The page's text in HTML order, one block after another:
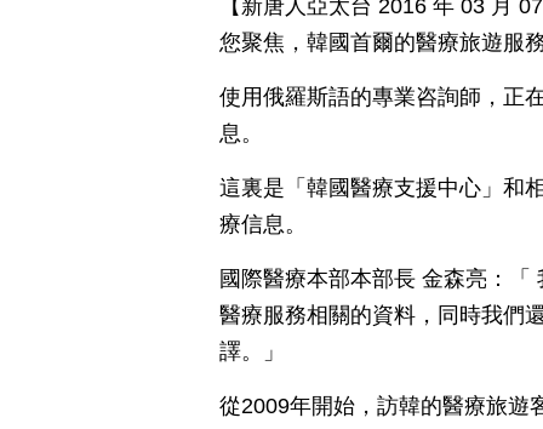
【新唐人亞太台 2016 年 03 月
您聚焦，韓國首爾的醫療旅遊服
使用俄羅斯語的專業咨詢師，正
息。
這裏是「韓國醫療支援中心」和
療信息。
國際醫療本部本部長 金森亮：
醫療服務相關的資料，同時我們
譯。」
從2009年開始，訪韓的醫療旅遊